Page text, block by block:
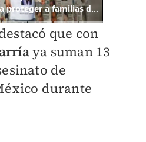
que con
ya suman 13
de
durante